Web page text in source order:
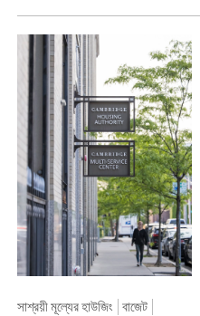
সাশ্রয়ী মূল্যের হাউজিং বাজেট